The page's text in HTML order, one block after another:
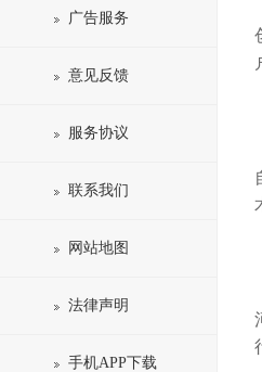
广告服务
意见反馈
服务协议
联系我们
网站地图
法律声明
手机APP下载